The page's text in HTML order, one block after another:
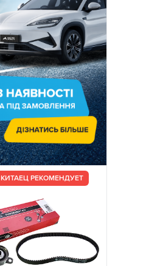
КИТАЕЦ РЕКОМЕНДУЕТ